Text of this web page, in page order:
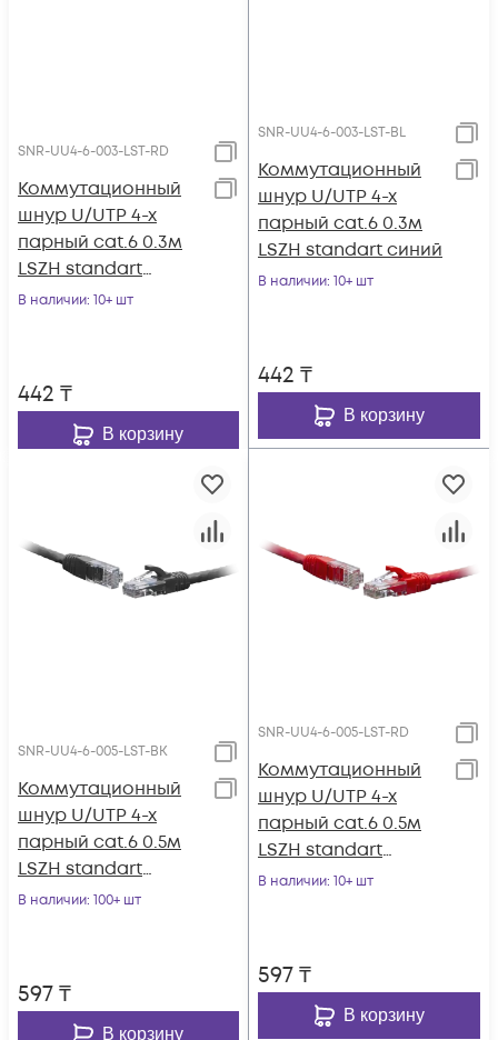
SNR-UU4-6-003-LST-RD
Коммутационный
шнур U/UTP 4-х
парный cat.6 0.3м
LSZH standart
красный
В наличии: 10+ шт
442 ₸
В корзину
SNR-UU4-6-003-LST-BL
Коммутационный
шнур U/UTP 4-х
парный cat.6 0.3м
LSZH standart синий
В наличии: 10+ шт
442 ₸
В корзину
SNR-UU4-6-005-LST-BK
Коммутационный
шнур U/UTP 4-х
парный cat.6 0.5м
LSZH standart
чёрный
В наличии: 100+ шт
597₸
В корзину
SNR-UU4-6-005-LST-RD
Коммутационный
шнур U/UTP 4-х
парный cat.6 0.5м
LSZH standart
красный
В наличии: 10+ шт
597₸
В корзину